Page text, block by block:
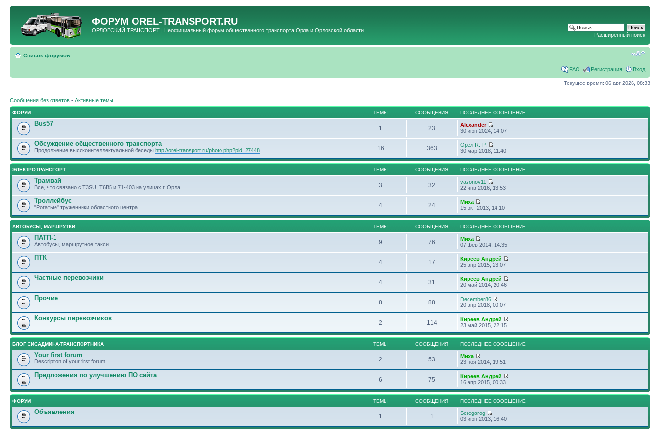
ФОРУМ OREL-TRANSPORT.RU
ОРЛОВСКИЙ ТРАНСПОРТ | Неофициальный форум общественного транспорта Орла и Орловской области
Расширенный поиск
Список форумов
FAQ Регистрация Вход
Текущее время: 06 авг 2026, 08:33
Сообщения без ответов • Активные темы
ФОРУМ ТЕМЫ СООБЩЕНИЯ ПОСЛЕДНЕЕ СООБЩЕНИЕ
Bus57
1 23
Alexander
30 июн 2024, 14:07
Обсуждение общественного транспорта
Продолжение высокоинтеллектуальной беседы http://orel-transport.ru/photo.php?pid=27448 16 363
Орел R.-P.
30 мар 2018, 11:40
ЭЛЕКТРОТРАНСПОРТ ТЕМЫ СООБЩЕНИЯ ПОСЛЕДНЕЕ СООБЩЕНИЕ
Трамвай
Все, что связано с T3SU, T6B5 и 71-403 на улицах г. Орла 3 32
vazonov11
22 янв 2016, 13:53
Троллейбус
"Рогатые" труженники областного центра 4 24
Миха
15 окт 2013, 14:10
АВТОБУСЫ, МАРШРУТКИ ТЕМЫ СООБЩЕНИЯ ПОСЛЕДНЕЕ СООБЩЕНИЕ
ПАТП-1
Автобусы, маршрутное такси 9 76
Миха
07 фев 2014, 14:35
ПТК
4 17
Киреев Андрей
25 апр 2015, 23:07
Частные перевозчики
4 31
Киреев Андрей
20 май 2014, 20:46
Прочие
8 88
December86
20 апр 2018, 00:07
Конкурсы перевозчиков
2 114
Киреев Андрей
23 май 2015, 22:15
БЛОГ СИСАДМИНА-ТРАНСПОРТНИКА ТЕМЫ СООБЩЕНИЯ ПОСЛЕДНЕЕ СООБЩЕНИЕ
Your first forum
Description of your first forum. 2 53
Миха
23 ноя 2014, 19:51
Предложения по улучшению ПО сайта
6 75
Киреев Андрей
16 апр 2015, 00:33
ФОРУМ ТЕМЫ СООБЩЕНИЯ ПОСЛЕДНЕЕ СООБЩЕНИЕ
Объявления
1 1
Seregarog
03 июн 2013, 16:40